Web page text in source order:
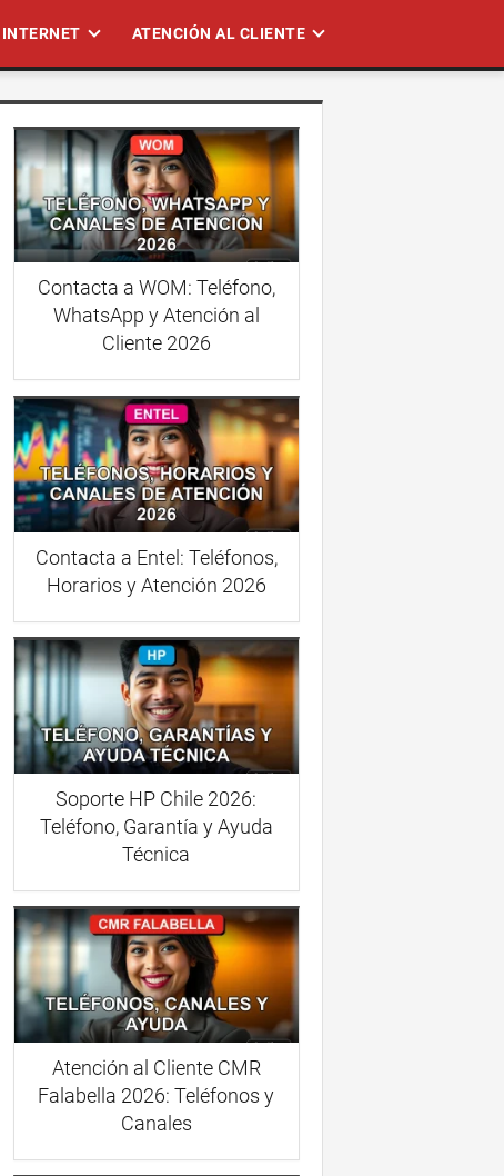
ATENCIÓN AL CLIENTE
Contacta a WOM: Teléfono,
WhatsApp y Atención al
Cliente 2026
Contacta a Entel: Teléfonos,
Horarios y Atención 2026
Soporte HP Chile 2026:
Teléfono, Garantía y Ayuda
Técnica
Atención al Cliente CMR
Falabella 2026: Teléfonos y
Canales